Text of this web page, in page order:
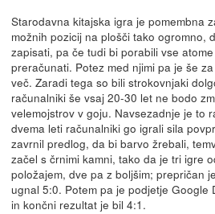
Starodavna kitajska igra je pomembna
možnih pozicij na plošči tako ogromno,
zapisati, pa če tudi bi porabili vse
preračunati. Potez med njimi pa je še
več. Zaradi tega so bili strokovnjaki
računalniki še vsaj 20-30 let ne bodo
velemojstrov v goju. Navsezadnje je to
dvema leti računalniki go igrali sila
zavrnil predlog, da bi barvo žrebali,
začel s črnimi kamni, tako da je tri igre
položajem, dve pa z boljšim; prepričan
ugnal 5:0. Potem pa je podjetje Google
in končni rezultat je bil 4:1.